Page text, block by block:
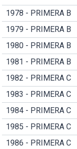
1978 - PRIMERA B
1979 - PRIMERA B
1980 - PRIMERA B
1981 - PRIMERA B
1982 - PRIMERA C
1983 - PRIMERA C
1984 - PRIMERA C
1985 - PRIMERA C
1986 - PRIMERA C